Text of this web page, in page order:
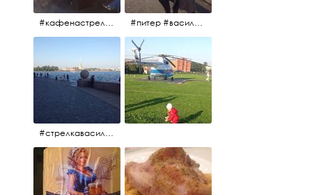
#кафенастрелкевасильевскогоострова #байкеры #питер #васильевскийостров #байкеры #иностранцы
#стрелкавасильевскогоострова #нева #река